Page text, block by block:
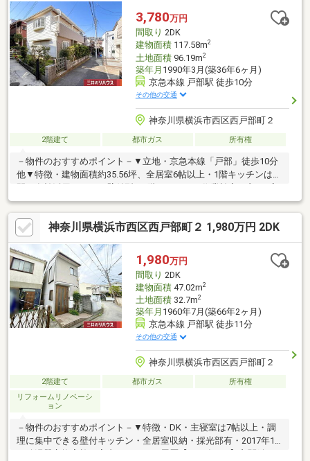
都市ガス・本下水・公営水道
3,780万円
間取り 2DK
建物面積117.58m2
土地面積96.19m2
築年月 1990年3月(築36年6ヶ月)
京急本線 戸部駅 徒歩10分
その他の交通
神奈川県横浜市西区西戸部町２
2階建て 都市ガス 所有権
－物件のおすすめポイント－▼立地・京急本線「戸部」徒歩10分
他▼特徴・建物面積約35.56坪、全居室6帖以上・1階キッチンは空
型・南東向きバルコニーに面した明るい2階DKと洋室約10帖・足
を伸ばしてくつろげる和室を1階に配置・小屋裏収納等の収納有▼
周辺環境・西戸部町二丁目第二公園 徒歩2分(約160m)・Fuji伊勢町
店 徒歩5分(約360m)・横浜市立戸部小学校 徒歩5分(約350m)■ ご
希望の住まい探しをお手伝いします ━━━━━・・・物件の詳
細・ご相談はお気軽にお問い合わせください。
神奈川県横浜市西区西戸部町２ 1,980万円 2DK
1,980万円
間取り 2DK
建物面積47.02m2
土地面積32.7m2
築年月 1960年7月(築66年2ヶ月)
京急本線 戸部駅 徒歩11分
その他の交通
神奈川県横浜市西区西戸部町２
2階建て 都市ガス
所有権
リフォームリノベーシ
ョン
－物件のおすすめポイント－▼特徴・DK・主寝室は7帖以上・調
理に集中できる壁付キッチン・全居室収納・採光部有・2017年1